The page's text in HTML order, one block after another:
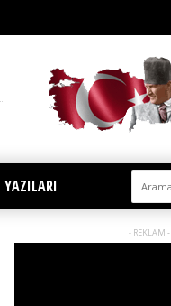
YAZILARI
- REKLAM -